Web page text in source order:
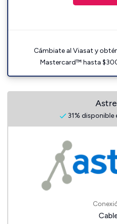
Cámbiate al Viasat y
Mastercard™ hasta
31% disponible